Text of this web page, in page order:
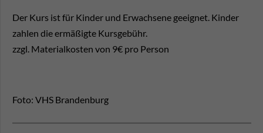
Der Kurs ist für Kinder und Erwachsene geeignet. Kinder
zahlen die ermäßigte Kursgebühr.
zzgl. Materialkosten von 9€ pro Person
Foto: VHS Brandenburg